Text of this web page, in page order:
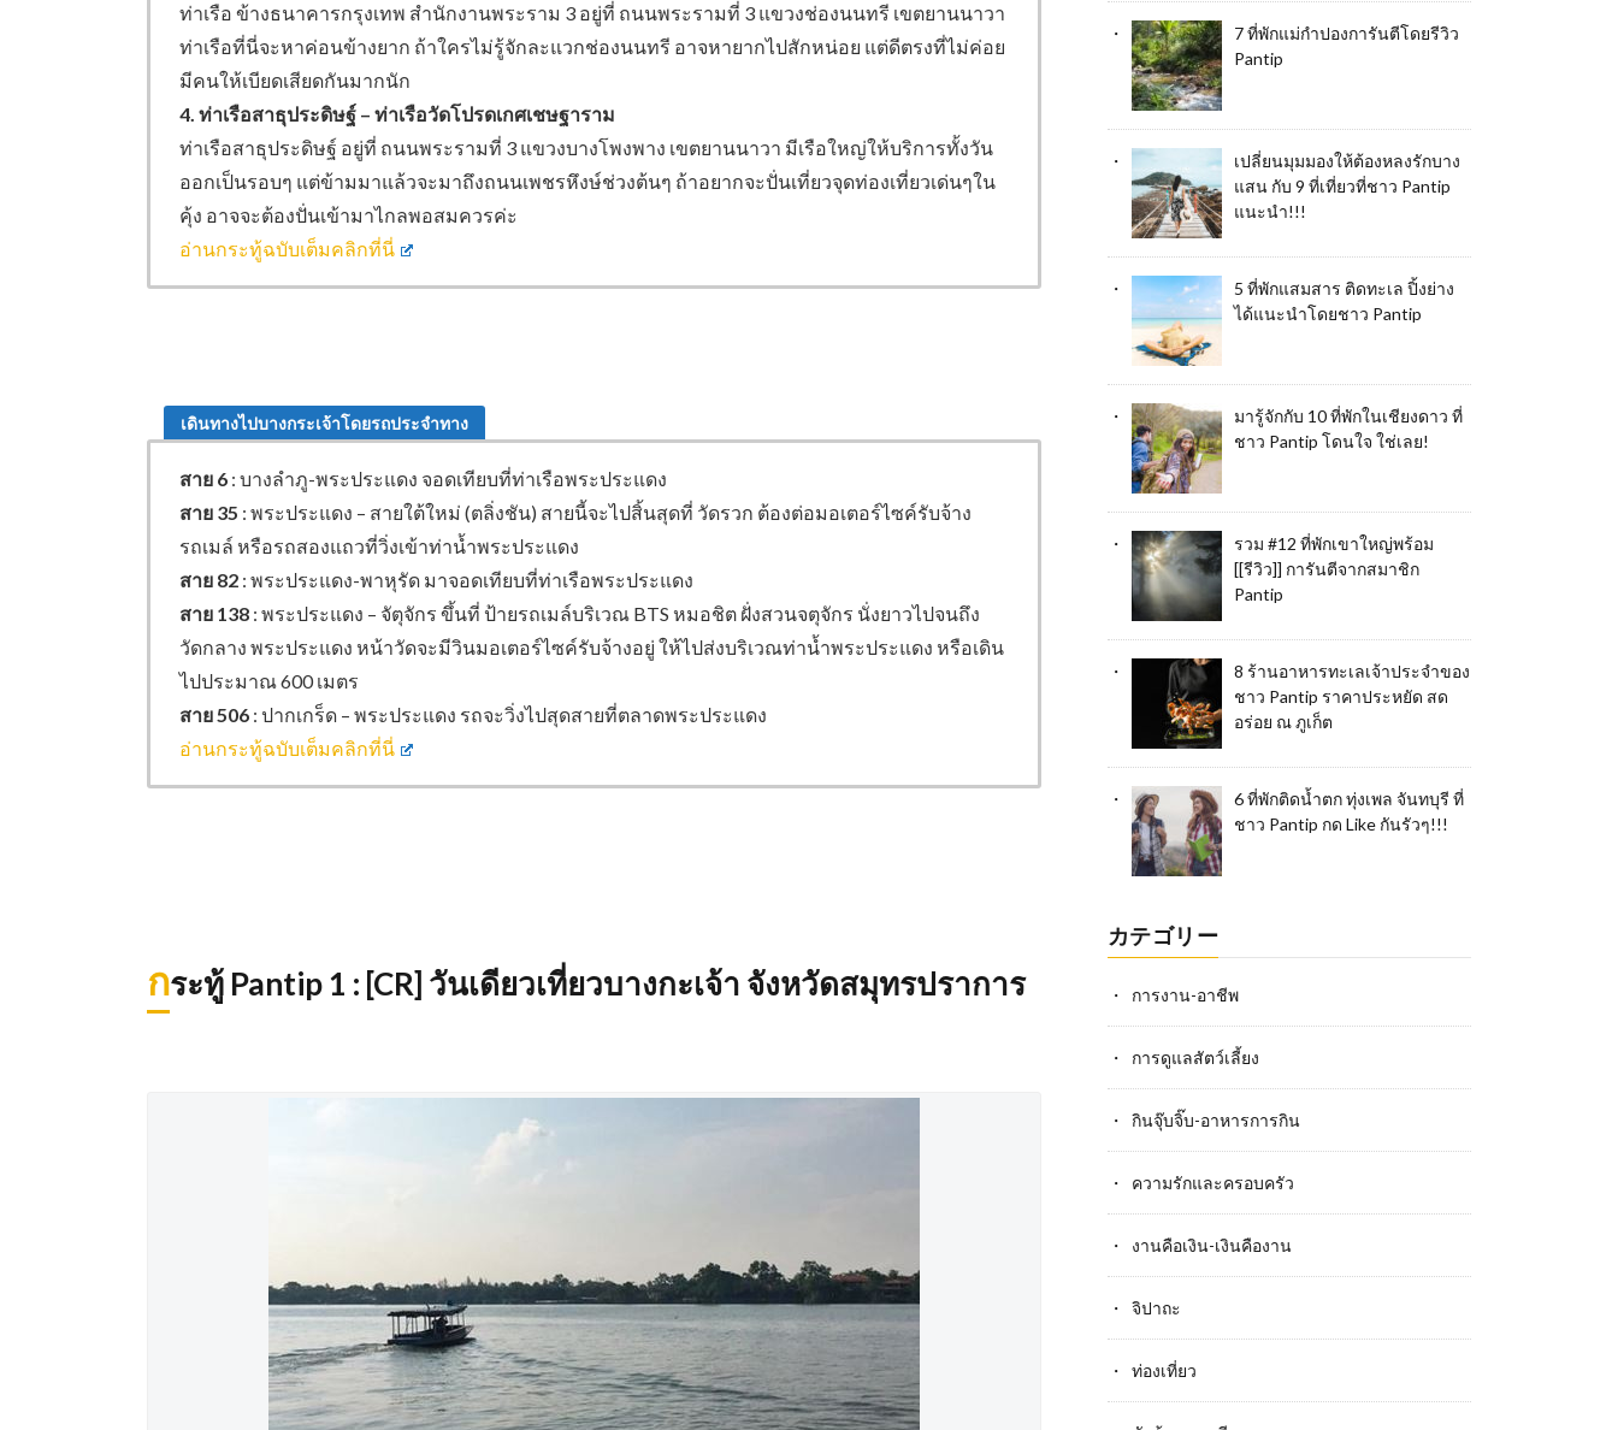
ท่าเรือ ข้างธนาคารกรุงเทพ สำนักงานพระราม 3 อยู่ที่ ถนนพระรามที่ 3 แขวงช่องนนทรี เขตยานนาวา
ท่าเรือที่นี่จะหาค่อนข้างยาก ถ้าใครไม่รู้จักละแวกช่องนนทรี อาจหายากไปสักหน่อย แต่ดีตรงที่ไม่ค่อย
มีคนให้เบียดเสียดกันมากนัก
4. ท่าเรือสาธุประดิษฐ์ – ท่าเรือวัดโปรดเกศเชษฐาราม
ท่าเรือสาธุประดิษฐ์ อยู่ที่ ถนนพระรามที่ 3 แขวงบางโพงพาง เขตยานนาวา มีเรือใหญ่ให้บริการทั้งวัน
ออกเป็นรอบๆ แต่ข้ามมาแล้วจะมาถึงถนนเพชรหึงษ์ช่วงต้นๆ ถ้าอยากจะปั่นเที่ยวจุดท่องเที่ยวเด่นๆใน
คุ้ง อาจจะต้องปั่นเข้ามาไกลพอสมควรค่ะ
อ่านกระทู้ฉบับเต็มคลิกที่นี่
เดินทางไปบางกระเจ้าโดยรถประจำทาง
สาย 6 : บางลำภู-พระประแดง จอดเทียบที่ท่าเรือพระประแดง
สาย 35 : พระประแดง – สายใต้ใหม่ (ตลิ่งชัน) สายนี้จะไปสิ้นสุดที่ วัดรวก ต้องต่อมอเตอร์ไซค์รับจ้าง
รถเมล์ หรือรถสองแถวที่วิ่งเข้าท่าน้ำพระประแดง
สาย 82 : พระประแดง-พาหุรัด มาจอดเทียบที่ท่าเรือพระประแดง
สาย 138 : พระประแดง – จัตุจักร ขึ้นที่ ป้ายรถเมล์บริเวณ BTS หมอชิต ฝั่งสวนจตุจักร นั่งยาวไปจนถึง
วัดกลาง พระประแดง หน้าวัดจะมีวินมอเตอร์ไซค์รับจ้างอยู่ ให้ไปส่งบริเวณท่าน้ำพระประแดง หรือเดิน
ไปประมาณ 600 เมตร
สาย 506 : ปากเกร็ด – พระประแดง รถจะวิ่งไปสุดสายที่ตลาดพระประแดง
อ่านกระทู้ฉบับเต็มคลิกที่นี่
กระทู้ Pantip 1 : [CR] วันเดียวเที่ยวบางกะเจ้า จังหวัดสมุทรปราการ
7 ที่พักแม่กำปองการันตีโดยรีวิว
Pantip
เปลี่ยนมุมมองให้ต้องหลงรักบาง
แสน กับ 9 ที่เที่ยวที่ชาว Pantip
แนะนำ!!!
5 ที่พักแสมสาร ติดทะเล ปิ้งย่าง
ได้แนะนำโดยชาว Pantip
มารู้จักกับ 10 ที่พักในเชียงดาว ที่
ชาว Pantip โดนใจ ใช่เลย!
รวม #12 ที่พักเขาใหญ่พร้อม
[[รีวิว]] การันตีจากสมาชิก
Pantip
8 ร้านอาหารทะเลเจ้าประจำของ
ชาว Pantip ราคาประหยัด สด
อร่อย ณ ภูเก็ต
6 ที่พักติดน้ำตก ทุ่งเพล จันทบุรี ที่
ชาว Pantip กด Like กันรัวๆ!!!
カテゴリー
การงาน-อาชีพ
การดูแลสัตว์เลี้ยง
กินจุ๊บจิ๊บ-อาหารการกิน
ความรักและครอบครัว
งานคือเงิน-เงินคืองาน
จิปาถะ
ท่องเที่ยว